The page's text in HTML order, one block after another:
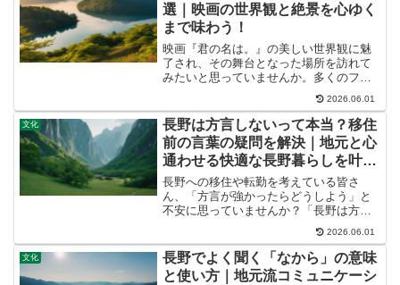
選｜映画の世界観と絶景を心ゆく
まで味わう！
映画『君の名は。』の美しい世界観に魅
了され、その舞台となった場所を訪れて
みたいと思っていませんか。多くのファ
ンを惹きつける「糸守湖」のモデルとさ
れる諏訪湖は、まさに感動を呼ぶ絶景の
宝庫です。この記事では、諏訪湖での聖
地巡礼を最大限に楽しむた...
2026.06.01
文化
長野は方言しないって本当？移住
前の言葉の疑問を解決｜地元と心
通わせる快適な長野暮らしを叶え
よう！
長野への移住や転勤を考えている皆さ
ん、「方言が強かったらどうしよう」と
不安に思っていませんか？「長野は方言
がないって聞くけど本当？」そんな疑問
をお持ちの方も多いかもしれません。こ
の記事では、長野の言葉のリアルな実情
と、地元の人と円滑にコミュ...
2026.06.01
文化
長野でよく聞く「なから」の意味
と使い方｜地元流コミュニケーシ